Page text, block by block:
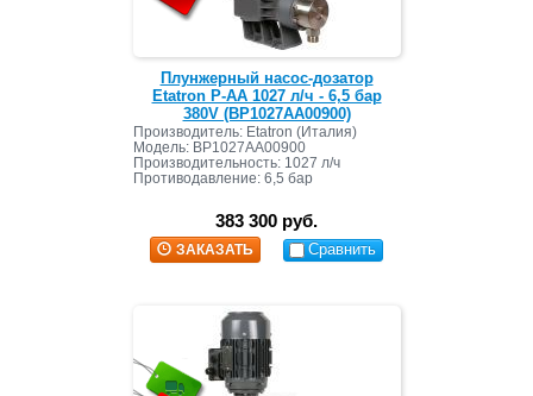
Плунжерный насос-дозатор
Etatron P-AA 1027 л/ч - 6,5 бар
380V (BP1027AA00900)
Производитель: Etatron (Италия)
Модель: BP1027AA00900
Производительность: 1027 л/ч
Противодавление: 6,5 бар
383 300 руб.
ЗАКАЗАТЬ Сравнить